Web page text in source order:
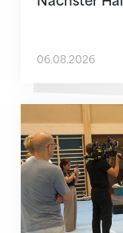
06.08.2026
Mit klaren